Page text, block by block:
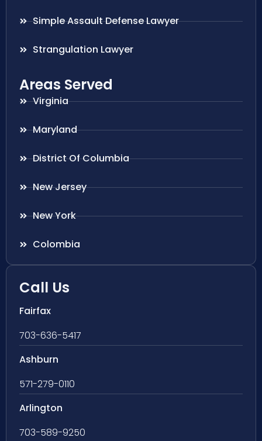
Simple Assault Defense Lawyer
Strangulation Lawyer
Areas Served
Virginia
Maryland
District Of Columbia
New Jersey
New York
Colombia
Call Us
Fairfax
703-636-5417
Ashburn
571-279-0110
Arlington
703-589-9250